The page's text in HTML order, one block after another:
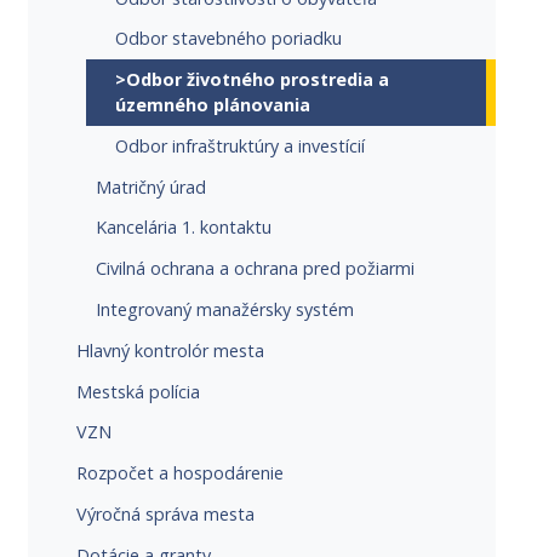
Odbor stavebného poriadku
>Odbor životného prostredia a
územného plánovania
Odbor infraštruktúry a investícií
Matričný úrad
Kancelária 1. kontaktu
Civilná ochrana a ochrana pred požiarmi
Integrovaný manažérsky systém
Hlavný kontrolór mesta
Mestská polícia
VZN
Rozpočet a hospodárenie
Výročná správa mesta